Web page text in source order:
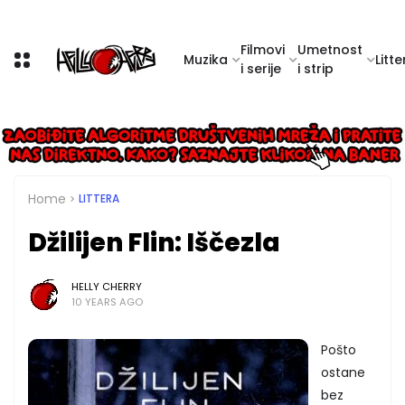
Muzika
Filmovi
i serije
Umetnost
i strip
Home LITTERA
Džilijen Flin: Iščezla
HELLY CHERRY
10 YEARS AGO
Pošto
ostane
bez